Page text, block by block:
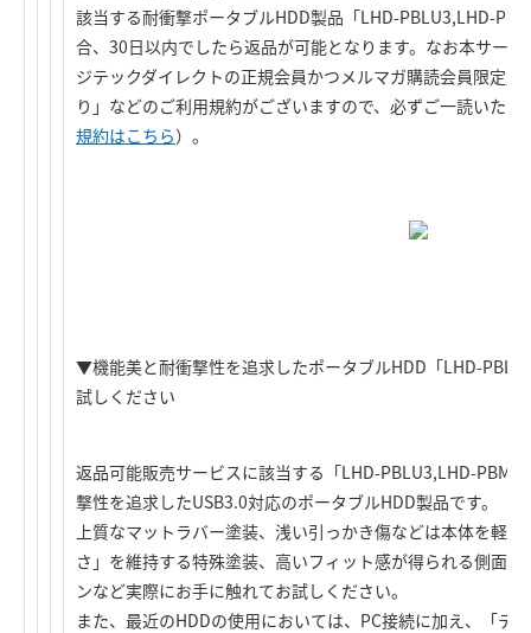
該当する耐衝撃ポータブルHDD製品「LHD-PBLU3,LHD-
合、30日以内でしたら返品が可能となります。なお本サー
ジテックダイレクトの正規会員かつメルマガ購読会員限定
り」などのご利用規約がございますので、必ずご一読いただ
規約はこちら）。
▼機能美と耐衝撃性を追求したポータブルHDD「LHD-
試しください
返品可能販売サービスに該当する「LHD-PBLU3,LHD-
撃性を追求したUSB3.0対応のポータブルHDD製品です。
上質なマットラバー塗装、浅い引っかき傷などは本体を軽
さ」を維持する特殊塗装、高いフィット感が得られる側面
ンなど実際にお手に触れてお試しください。
また、最近のHDDの使用においては、PC接続に加え、「テ